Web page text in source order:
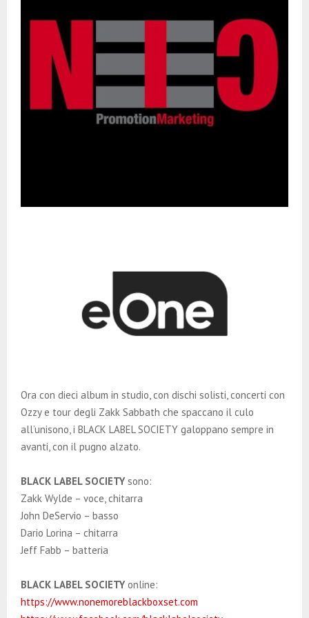
Ora con dieci album in studio, con dischi solisti, concerti con
Ozzy e tour degli Zakk Sabbath che spaccano il culo
all’unisono, i BLACK LABEL SOCIETY galoppano sempre in
avanti, con il pugno alzato.
BLACK LABEL SOCIETYsono:
Zakk Wylde – voce, chitarra
John DeServio – basso
Dario Lorina – chitarra
Jeff Fabb – batteria
BLACK LABEL SOCIETYonline:
https://www.nonemoreblackboxset.com